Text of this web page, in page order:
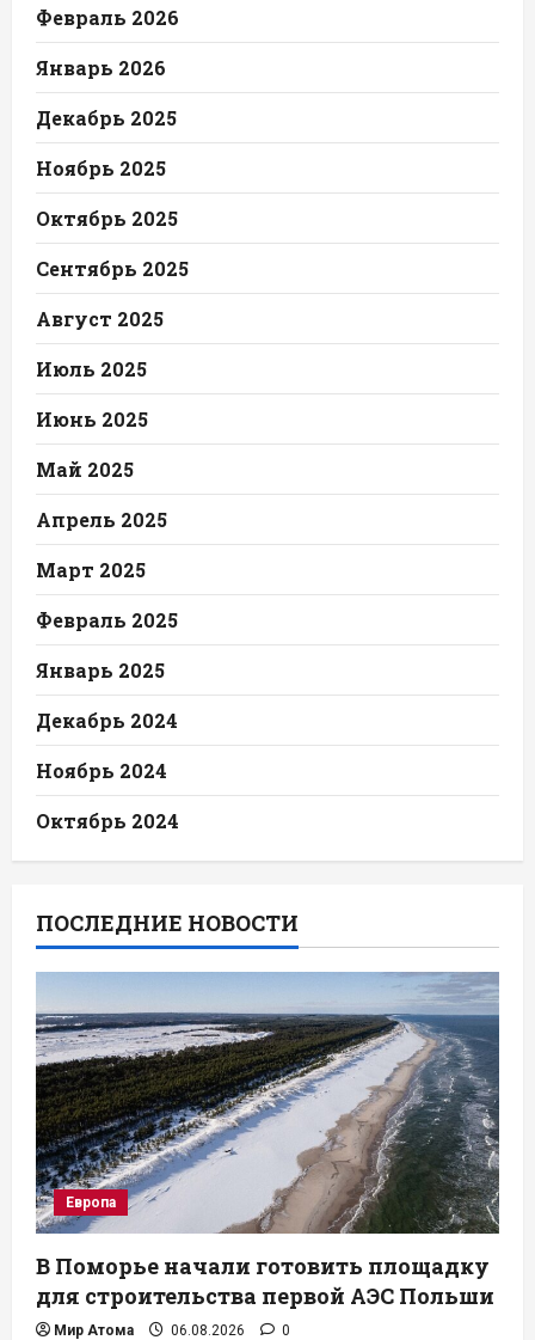
Февраль 2026
Январь 2026
Декабрь 2025
Ноябрь 2025
Октябрь 2025
Сентябрь 2025
Август 2025
Июль 2025
Июнь 2025
Май 2025
Апрель 2025
Март 2025
Февраль 2025
Январь 2025
Декабрь 2024
Ноябрь 2024
Октябрь 2024
ПОСЛЕДНИЕ НОВОСТИ
Европа
В Поморье начали готовить площадку
для строительства первой АЭС Польши
Мир Атома 06.08.2026 0